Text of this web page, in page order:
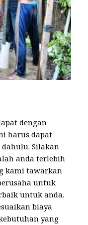
dengan
harus dapat
Silakan
anda terlebih
kami tawarkan
untuk
untuk anda.
biaya
yang